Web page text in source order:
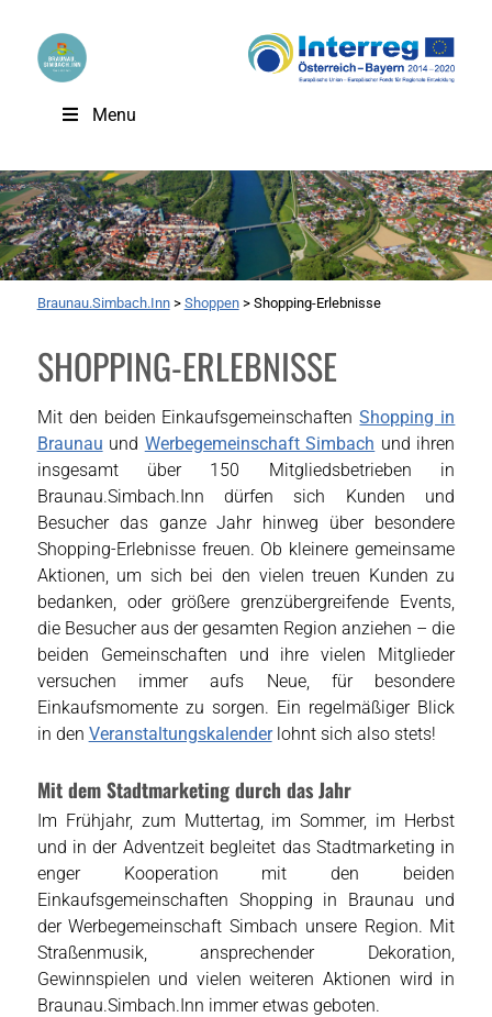
Menu
Braunau.Simbach.Inn> Shoppen> Shopping-Erlebnisse
SHOPPING-ERLEBNISSE
Mit den beiden EinkaufsgemeinschaftenShopping in
Braunau und Werbegemeinschaft Simbach und ihren
insgesamt über 150 Mitgliedsbetrieben in
Braunau.Simbach.Inn dürfen sich Kunden und
Besucher das ganze Jahr hinweg über besondere
Shopping-Erlebnisse freuen. Ob kleinere gemeinsame
Aktionen, um sich bei den vielen treuen Kunden zu
bedanken, oder größere grenzübergreifende Events,
die Besucher aus der gesamten Region anziehen – die
beiden Gemeinschaften und ihre vielen Mitglieder
versuchen immer aufs Neue, für besondere
Einkaufsmomente zu sorgen. Ein regelmäßiger Blick
in den Veranstaltungskalenderlohnt sich also stets!
Mit dem Stadtmarketing durch das Jahr
Im Frühjahr, zum Muttertag, im Sommer, im Herbst
und in der Adventzeit begleitet das Stadtmarketing in
enger Kooperation mit den beiden
Einkaufsgemeinschaften Shopping in Braunau und
der Werbegemeinschaft Simbach unsere Region. Mit
Straßenmusik, ansprechender Dekoration,
Gewinnspielen und vielen weiteren Aktionen wird in
Braunau.Simbach.Inn immer etwas geboten.